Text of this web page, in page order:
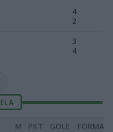
4
2
3
4
M PKT GOLE FORMA